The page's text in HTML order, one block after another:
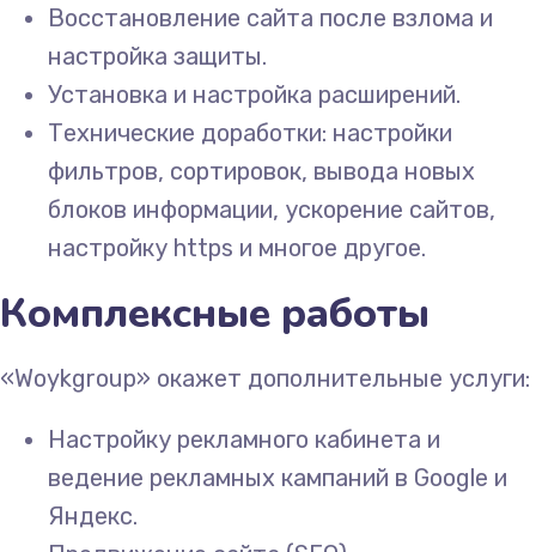
Восстановление сайта после взлома и
настройка защиты.
Установка и настройка расширений.
Технические доработки: настройки
фильтров, сортировок, вывода новых
блоков информации, ускорение сайтов,
настройку https и многое другое.
Комплексные работы
«Woykgroup» окажет дополнительные услуги:
Настройку рекламного кабинета и
ведение рекламных кампаний в Google и
Яндекс.